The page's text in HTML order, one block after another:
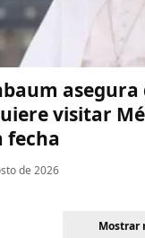
asegura
visitar
fecha
de 2026
Mostrar